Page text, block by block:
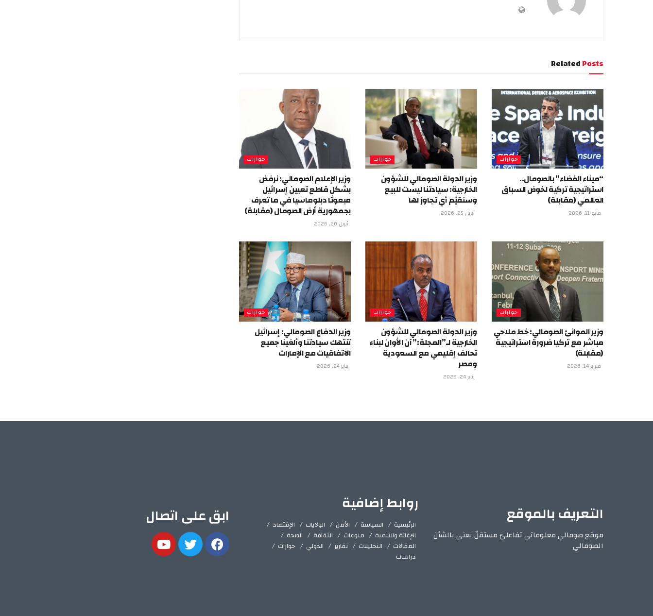
RelatedPosts
حوارات
“ميناء الفضاء” بالصومال..
استراتيجية تركية لخوض السباق
العالمي (مقابلة)
مايو 11, 2026
حوارات
وزير الدولة الصومالي للشؤون
الخارجية: سيادتنا ليست للبيع
وسنقيّم أي تجاوز لها
أبريل 25, 2026
حوارات
وزير الإعلام الصومالي: نرفض
بشكل قاطع تعيين إسرائيل
مبعوثا دبلوماسيا في ما تعرف
بجمهورية أرض الصومال (مقابلة)
أبريل 20, 2026
حوارات
وزير الموانئ الصومالي: خط ملاحي
مباشر مع تركيا ضرورة استراتيجية
(مقابلة)
فبراير 14, 2026
حوارات
وزير الدولة الصومالي للشؤون
الخارجية لـ”المجلة:” آن الأوان لبناء
تحالف إقليمي مع السعودية
ومصر
يناير 24, 2026
حوارات
وزير الدفاع الصومالي: إسرائيل
تنتهك سيادتنا وألغينا جميع
الاتفاقيات مع الإمارات
يناير 24, 2026
التعريف بالموقع
موقع صومالي معلوماتي تفاعليّ مستقلّ يعني بالشأن
الصومالي
روابط إضافية
الرئيسية السياسة الأمن الولايات
الإقتصاد
الإغاثة والتنمية
منوعات الثقافة
الصحة
المقالات
التحليلات تقارير الدولي
حوارات
دراسات
ابق على اتصال